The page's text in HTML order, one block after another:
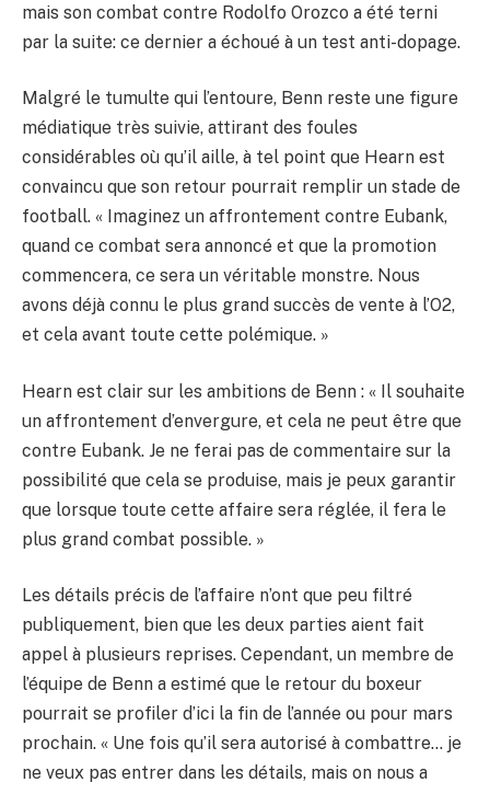
mais son combat contre Rodolfo Orozco a été terni
par la suite: ce dernier a échoué à un test anti-dopage.
Malgré le tumulte qui l’entoure, Benn reste une figure
médiatique très suivie, attirant des foules
considérables où qu’il aille, à tel point que Hearn est
convaincu que son retour pourrait remplir un stade de
football. « Imaginez un affrontement contre Eubank,
quand ce combat sera annoncé et que la promotion
commencera, ce sera un véritable monstre. Nous
avons déjà connu le plus grand succès de vente à l’O2,
et cela avant toute cette polémique. »
Hearn est clair sur les ambitions de Benn : « Il souhaite
un affrontement d’envergure, et cela ne peut être que
contre Eubank. Je ne ferai pas de commentaire sur la
possibilité que cela se produise, mais je peux garantir
que lorsque toute cette affaire sera réglée, il fera le
plus grand combat possible. »
Les détails précis de l’affaire n’ont que peu filtré
publiquement, bien que les deux parties aient fait
appel à plusieurs reprises. Cependant, un membre de
l’équipe de Benn a estimé que le retour du boxeur
pourrait se profiler d’ici la fin de l’année ou pour mars
prochain. « Une fois qu’il sera autorisé à combattre… je
ne veux pas entrer dans les détails, mais on nous a